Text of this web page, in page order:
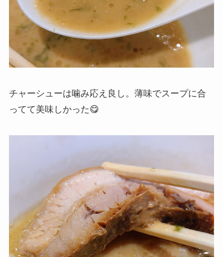
チャーシューは噛み応え良し。薄味でスープに合
ってて美味しかった😋